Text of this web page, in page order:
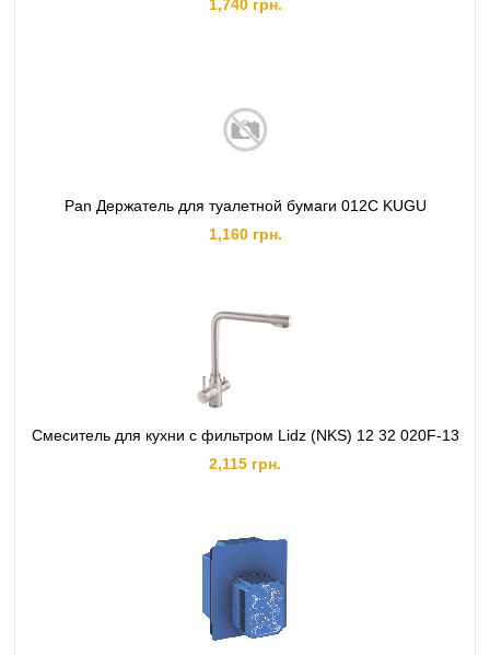
1,740 грн.
Pan Держатель для туалетной бумаги 012C KUGU
1,160 грн.
Смеситель для кухни с фильтром Lidz (NKS) 12 32 020F-13
2,115 грн.